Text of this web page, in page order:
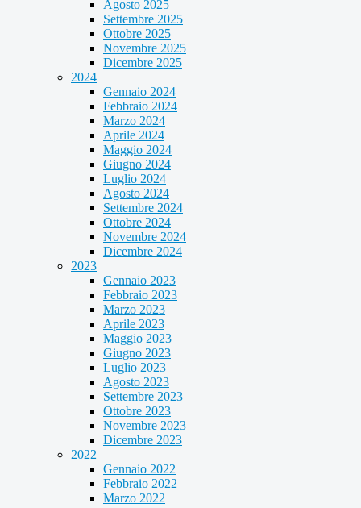
Agosto 2025
Settembre 2025
Ottobre 2025
Novembre 2025
Dicembre 2025
2024
Gennaio 2024
Febbraio 2024
Marzo 2024
Aprile 2024
Maggio 2024
Giugno 2024
Luglio 2024
Agosto 2024
Settembre 2024
Ottobre 2024
Novembre 2024
Dicembre 2024
2023
Gennaio 2023
Febbraio 2023
Marzo 2023
Aprile 2023
Maggio 2023
Giugno 2023
Luglio 2023
Agosto 2023
Settembre 2023
Ottobre 2023
Novembre 2023
Dicembre 2023
2022
Gennaio 2022
Febbraio 2022
Marzo 2022